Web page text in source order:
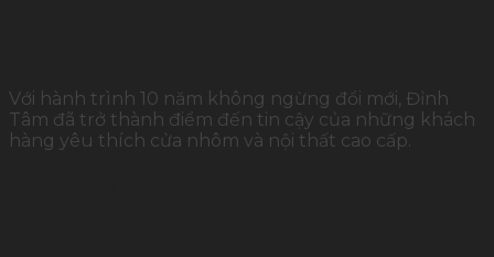
Với hành trình 10 năm không ngừng đổi mới, Đỉnh
Tâm đã trở thành điểm đến tin cậy của những khách
hàng yêu thích cửa nhôm và nội thất cao cấp.